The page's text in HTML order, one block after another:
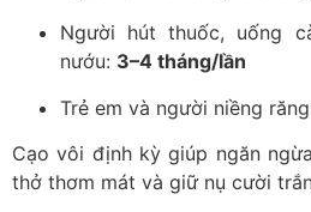
Người hút thuốc, uống
nướu: 3–4 tháng/lần
Trẻ em và người niềng
Cạo vôi định kỳ giúp ngăn
thở thơm mát và giữ nụ cười